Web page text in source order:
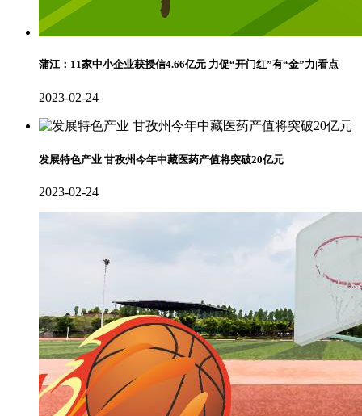
蒲江：11家中小企业获授信4.66亿元 力促“开门红”有“金”力|看点
2023-02-24
发展特色产业 甘孜州今年中藏医药产值将突破20亿元
2023-02-24